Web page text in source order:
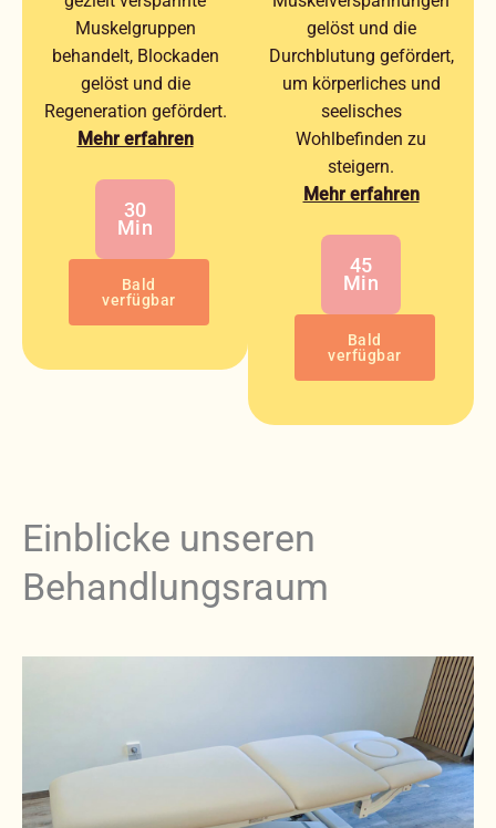
Muskelgruppen
behandelt, Blockaden
gelöst und die
Regeneration gefördert.
Mehr erfahren
30
Min
Bald
verfügbar
gelöst und die
Durchblutung gefördert,
um körperliches und
seelisches
Wohlbefinden zu
steigern.
Mehr erfahren
45
Min
Bald
verfügbar
Einblicke unseren
Behandlungsraum